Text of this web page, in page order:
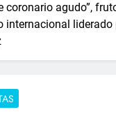
coronario agudo”,
internacional liderado